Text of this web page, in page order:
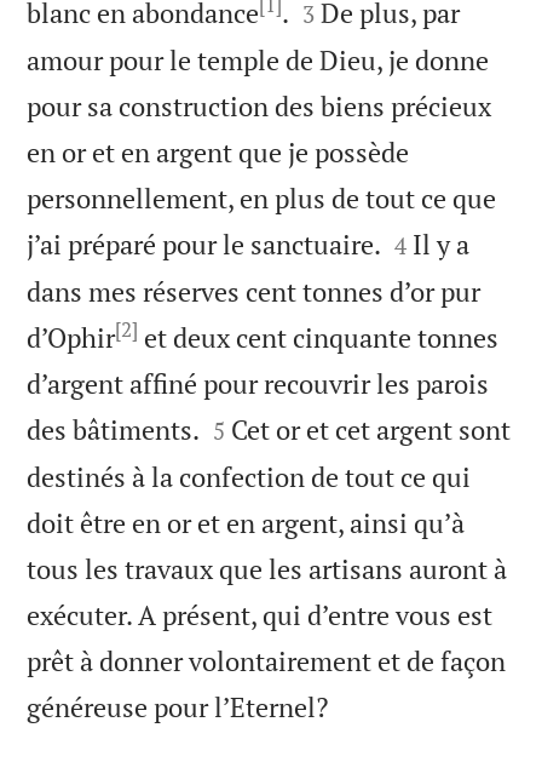
blanc en abondance
. 

3 De plus, par
amour pour le temple de Dieu, je donne
pour sa construction des biens précieux
en or et en argent que je possède
personnellement, en plus de tout ce que
j’ai préparé pour le sanctuaire. 

4 Il y a
dans mes réserves cent tonnes d’or pur
d’Ophir[2] et deux cent cinquante tonnes
d’argent affiné pour recouvrir les parois
des bâtiments. 

5 Cet or et cet argent sont
destinés à la confection de tout ce qui
doit être en or et en argent, ainsi qu’à
tous les travaux que les artisans auront à
exécuter. A présent, qui d’entre vous est
prêt à donner volontairement et de façon
généreuse pour l’Eternel?